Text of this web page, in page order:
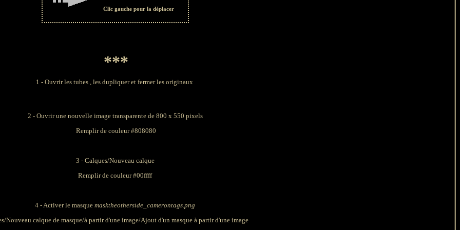
Clic gauche pour la déplacer
***
1 - Ouvrir les tubes , les dupliquer et fermer les originaux
2 - Ouvrir une nouvelle image transparente de 800 x 550 pixels
Remplir de couleur #808080
3 - Calques/Nouveau calque
Remplir de couleur #00ffff
4 - Activer le masque masktheotherside_camerontags.png
Nouveau calque de masque/à partir d'une image/Ajout d'un masque à partir d'une image